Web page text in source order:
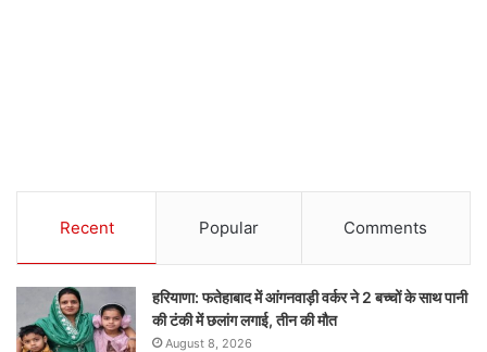
Recent Popular Comments
हरियाणा: फतेहाबाद में आंगनवाड़ी वर्कर ने 2 बच्चों के साथ पानी
की टंकी में छलांग लगाई, तीन की मौत
August 8, 2026